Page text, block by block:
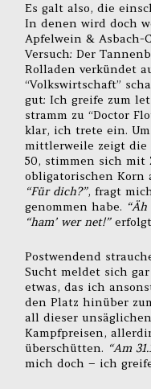
Es galt also, die
In denen wird doch
Apfelwein & Asbach-
Versuch: Der
Rolladen verkündet
“Volkswirtschaft”
gut: Ich greife zum
stramm zu “Doctor
klar, ich trete ein.
mittlerweile zeigt die
50, stimmen sich mit
obligatorischen Korn
“Für dich?”, fragt
genommen habe.
“ham’ wer net!”
Postwendend
Sucht meldet sich
etwas, das ich
den Platz hinüber
all dieser
Kampfpreisen,
überschütten. “Am
mich doch – ich